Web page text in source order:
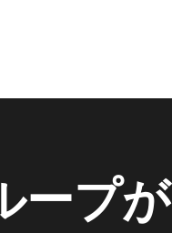
ープが